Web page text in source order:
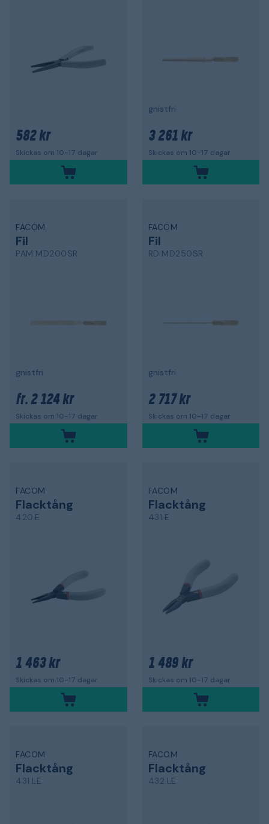
582 kr
Skickas om 10-17 dagar
gnistfri
3 261 kr
Skickas om 10-17 dagar
FACOM
Fil
PAM.MD200SR
gnistfri
fr. 2 124 kr
Skickas om 10-17 dagar
FACOM
Fil
RD.MD250SR
gnistfri
2 717 kr
Skickas om 10-17 dagar
FACOM
Flacktång
420.E
1 463 kr
Skickas om 10-17 dagar
FACOM
Flacktång
431.E
1 489 kr
Skickas om 10-17 dagar
FACOM
Flacktång
431.LE
FACOM
Flacktång
432.LE